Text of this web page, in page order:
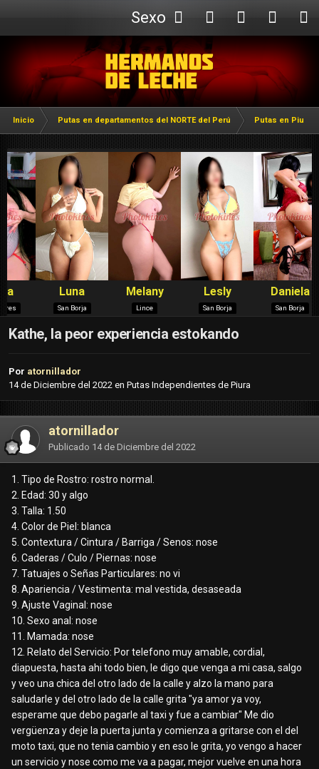
Sexo
Webcam
Inicio Putas en departamentos del NORTE del Perú Putas en Piura
Kathe, la peor experiencia estokando
Por atornillador
14 de Diciembre del 2022 en Putas Independientes de Piura
atornillador
Publicado 14 de Diciembre del 2022
1. Tipo de Rostro: rostro normal.
2. Edad: 30 y algo
3. Talla: 1.50
4. Color de Piel: blanca
5. Contextura / Cintura / Barriga / Senos: nose
6. Caderas / Culo / Piernas: nose
7. Tatuajes o Señas Particulares: no vi
8. Apariencia / Vestimenta: mal vestida, desaseada
9. Ajuste Vaginal: nose
10. Sexo anal: nose
11. Mamada: nose
12. Relato del Servicio: Por telefono muy amable, cordial,
diapuesta, hasta ahi todo bien, le digo que venga a mi casa, salgo
y veo una chica del otro lado de la calle y alzo la mano para
saludarle y del otro lado de la calle grita "ya amor ya voy,
esperame que debo pagarle al taxi y fue a cambiar" Me dio
vergüenza y deje la puerta junta y comienza a gritarse con el del
moto taxi, que no tenia cambio y en eso le grita, yo vengo a hacer
un servicio y nose como me va a pagar, mejor vuelve en una hora